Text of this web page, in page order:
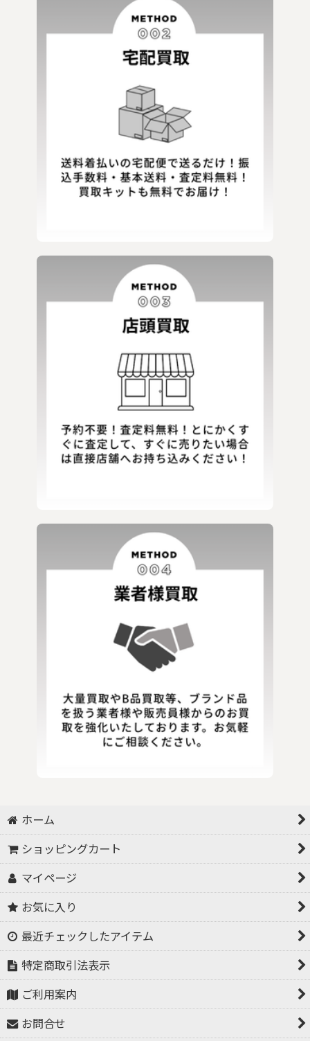
ホーム
ショッピングカート
マイページ
お気に入り
最近チェックしたアイテム
特定商取引法表示
ご利用案内
お問合せ